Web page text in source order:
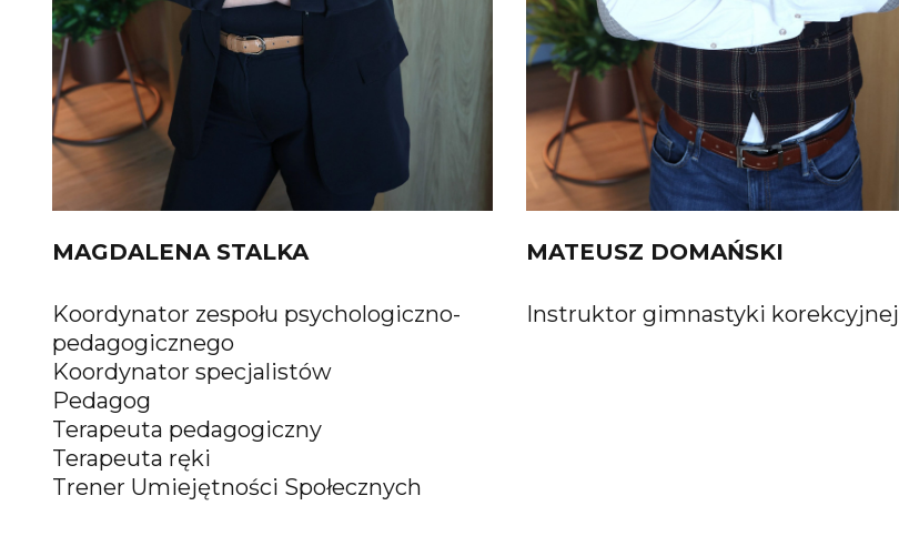
MAGDALENA STALKA
Koordynator zespołu psychologiczno-
pedagogicznego
Koordynator specjalistów
Pedagog
Terapeuta pedagogiczny
Terapeuta ręki
Trener Umiejętności Społecznych
MATEUSZ DOMAŃSKI
Instruktor gimnastyki korekcyjnej